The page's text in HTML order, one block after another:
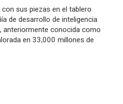
sus piezas en el tablero
de desarrollo de inteligencia
anteriormente conocida como
en 33,000 millones de